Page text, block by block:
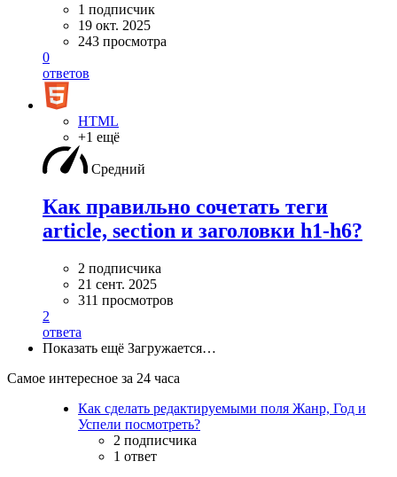
1 подписчик
19 окт. 2025
243 просмотра
0
ответов
HTML
+1 ещё
Средний
Как правильно сочетать теги
article, section и заголовки h1-h6?
2 подписчика
21 сент. 2025
311 просмотров
2
ответа
Показать ещё Загружается…
Самое интересное за 24 часа
Как сделать редактируемыми поля Жанр, Год и
Успели посмотреть?
2 подписчика
1 ответ